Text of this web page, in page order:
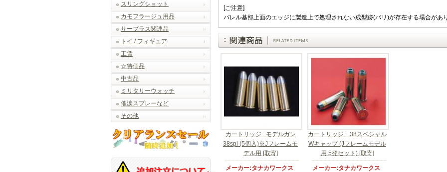
スリングショット
カモフラージュ用品
サープラス関連品
トイ / フィギュア
工賃
☆特価品
中古品
ミリタリーウォッチ
催涙スプレーなど
その他
[ご注意]
バレル基部上面のエッジに製造上で処理されない成型跡(バリ)が存在する場合があ
カートリッジ : モデルガン
38spl (5個入)※Jフレームモ
デル用 [取寄]
メーカー:タナカワークス
カートリッジ : .38スペシャル
Wキャップ (Jフレームモデル
用 5発セット) [取寄]
メーカー:タナカワークス